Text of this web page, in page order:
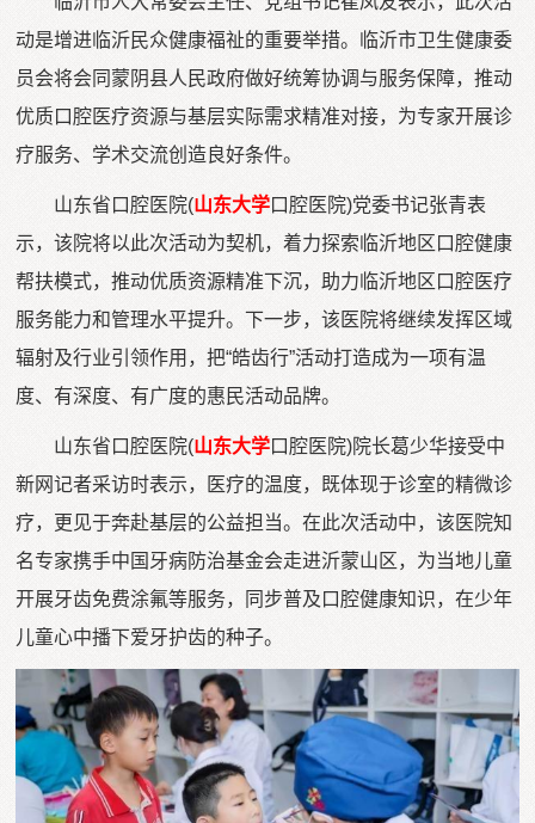
动是增进临沂民众健康福祉的重要举措。临沂市卫生健康委
员会将会同蒙阴县人民政府做好统筹协调与服务保障，推动
优质口腔医疗资源与基层实际需求精准对接，为专家开展诊
疗服务、学术交流创造良好条件。
山东省口腔医院(山东大学口腔医院)党委书记张青表
示，该院将以此次活动为契机，着力探索临沂地区口腔健康
帮扶模式，推动优质资源精准下沉，助力临沂地区口腔医疗
服务能力和管理水平提升。下一步，该医院将继续发挥区域
辐射及行业引领作用，把“皓齿行”活动打造成为一项有温
度、有深度、有广度的惠民活动品牌。
山东省口腔医院(山东大学口腔医院)院长葛少华接受中
新网记者采访时表示，医疗的温度，既体现于诊室的精微诊
疗，更见于奔赴基层的公益担当。在此次活动中，该医院知
名专家携手中国牙病防治基金会走进沂蒙山区，为当地儿童
开展牙齿免费涂氟等服务，同步普及口腔健康知识，在少年
儿童心中播下爱牙护齿的种子。